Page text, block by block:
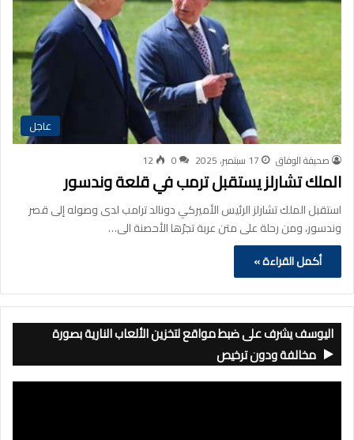
عاجل
صحيفة الوفاق 17 سبتمبر، 2025 0
12
الملك تشارلز يستقبل ترمب في قلعة وندسور
استقبل الملك تشارلز الرئيس الأميركي دونالد ترامب لدى وصوله إلى قصر
وندسور، ومن رحلة على متن عربة تجرّها الأحصنة الى…
أكمل القراءة »
اليوسف يشرف على ضبط مواقع لتخزين الألعاب النارية بصورة
مخالفة ودون ترخيص